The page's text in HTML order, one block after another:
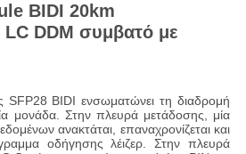
BIDI 20km
DDM συμβατό με
SFP28 BIDI ενσωματώνει τη διαδρομή
μονάδα. Στην πλευρά μετάδοσης, μία
ανακτάται, επαναχρονίζεται και
οδήγησης λέιζερ. Στην πλευρά